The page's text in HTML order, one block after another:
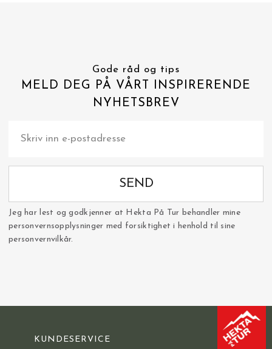
Gode råd og tips
MELD DEG PÅ VÅRT INSPIRERENDE
NYHETSBREV
SEND
Jeg har lest og godkjenner at Hekta På Tur behandler mine
personvernsopplysninger med forsiktighet i henhold til sine
personvernvilkår.
KUNDESERVICE